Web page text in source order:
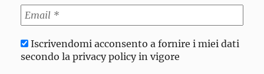
Iscrivendomi acconsento a fornire i miei dati
secondo la privacy policy in vigore